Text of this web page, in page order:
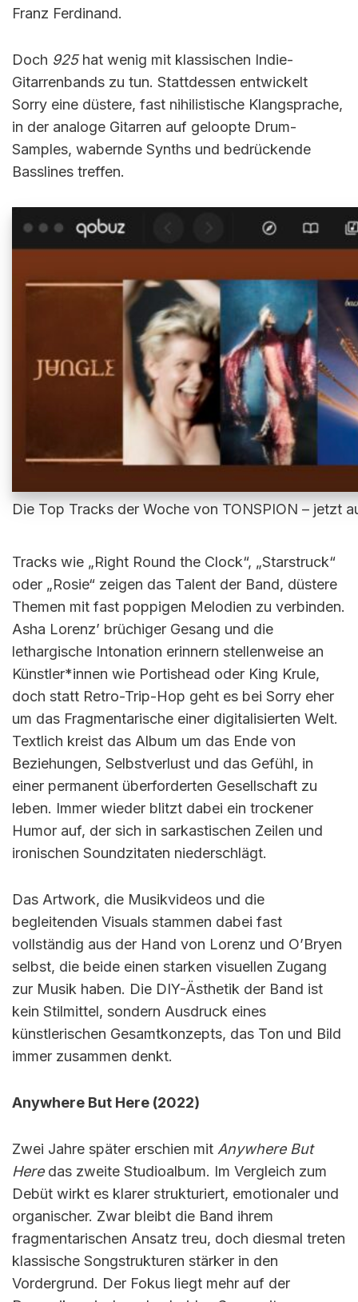
Franz Ferdinand.
Doch 925hat wenig mit klassischen Indie-
Gitarrenbands zu tun. Stattdessen entwickelt
Sorry eine düstere, fast nihilistische Klangsprache,
in der analoge Gitarren auf geloopte Drum-
Samples, wabernde Synths und bedrückende
Basslines treffen.
Die Top Tracks der Woche von TONSPION – jetzt
Tracks wie „Right Round the Clock“, „Starstruck“
oder „Rosie“ zeigen das Talent der Band, düstere
Themen mit fast poppigen Melodien zu verbinden.
Asha Lorenz’ brüchiger Gesang und die
lethargische Intonation erinnern stellenweise an
Künstler*innen wie Portishead oder King Krule,
doch statt Retro-Trip-Hop geht es bei Sorry eher
um das Fragmentarische einer digitalisierten Welt.
Textlich kreist das Album um das Ende von
Beziehungen, Selbstverlust und das Gefühl, in
einer permanent überforderten Gesellschaft zu
leben. Immer wieder blitzt dabei ein trockener
Humor auf, der sich in sarkastischen Zeilen und
ironischen Soundzitaten niederschlägt.
Das Artwork, die Musikvideos und die
begleitenden Visuals stammen dabei fast
vollständig aus der Hand von Lorenz und O’Bryen
selbst, die beide einen starken visuellen Zugang
zur Musik haben. Die DIY-Ästhetik der Band ist
kein Stilmittel, sondern Ausdruck eines
künstlerischen Gesamtkonzepts, das Ton und Bild
immer zusammen denkt.
Anywhere But Here (2022)
Zwei Jahre später erschien mit Anywhere But
Heredas zweite Studioalbum. Im Vergleich zum
Debüt wirkt es klarer strukturiert, emotionaler und
organischer. Zwar bleibt die Band ihrem
fragmentarischen Ansatz treu, doch diesmal treten
klassische Songstrukturen stärker in den
Vordergrund. Der Fokus liegt mehr auf der